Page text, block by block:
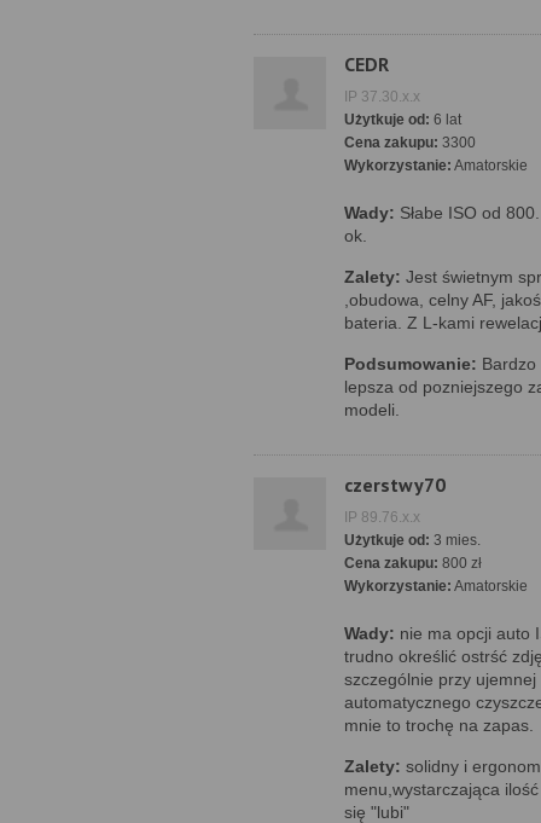
CEDR
IP 37.30.x.x
Użytkuje od: 6 lat
Cena zakupu: 3300
Wykorzystanie: Amatorskie
Wady: Słabe ISO od
ok.
Zalety: Jest świetnym
,obudowa, celny AF,
bateria. Z L-kami
Podsumowanie:
lepsza od pozniejszego
modeli.
czerstwy70
IP 89.76.x.x
Użytkuje od: 3 mies.
Cena zakupu: 800 zł
Wykorzystanie: Amatorskie
Wady: nie ma opcji auto
trudno określić ostrść
szczególnie przy ujemnej
automatycznego
mnie to trochę na zapas.
Zalety: solidny i
menu,wystarczająca
się "lubi"